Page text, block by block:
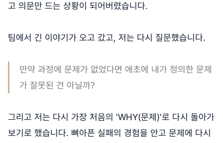
고 의문만 드는 상황이 되어버렸습니다.
팀에서 긴 이야기가 오고 갔고, 저는 다시 질문했습니다.
만약 과정에 문제가 없었다면 애초에 내가 정의한 문제
가 잘못된 건 아닐까?
그리고 저는 다시 가장 처음의 'WHY(문제)'로 다시 돌아가
보기로 했습니다. 뼈아픈 실패의 경험을 안고 문제에 다시